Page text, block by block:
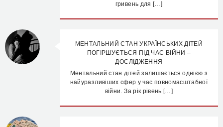
гривень для […]
МЕНТАЛЬНИЙ СТАН УКРАЇНСЬКИХ ДІТЕЙ
ПОГІРШУЄТЬСЯ ПІД ЧАС ВІЙНИ –
ДОСЛІДЖЕННЯ
Ментальний стан дітей залишається однією з
найуразливіших сфер у час повномасштабної
війни. За рік рівень […]